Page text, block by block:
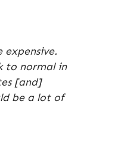
expensive.
to normal in
[and]
be a lot of